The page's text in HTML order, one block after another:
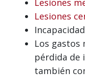
Lesiones
Lesiones
Los gastos
pérdida de
también